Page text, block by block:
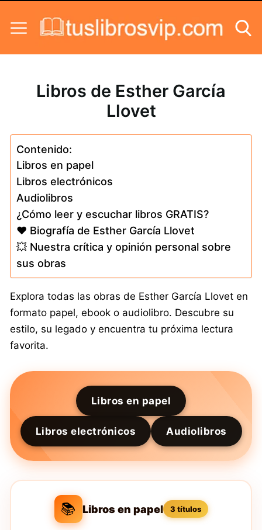
Libros de Esther García
Llovet
Contenido:
Libros en papel
Libros electrónicos
Audiolibros
¿Cómo leer y escuchar libros GRATIS?
❤️ Biografía de Esther García Llovet
💥 Nuestra crítica y opinión personal sobre
sus obras
Explora todas las obras de Esther García Llovet en
formato papel, ebook o audiolibro. Descubre su
estilo, su legado y encuentra tu próxima lectura
favorita.
Libros en papel
Libros electrónicos Audiolibros
📚 Libros en papel 3 títulos